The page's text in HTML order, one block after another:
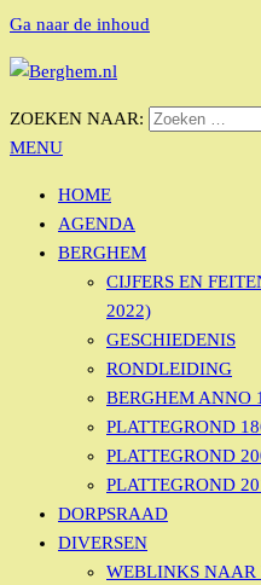
Ga naar de inhoud
Bérgs nieuws door en voor
ZOEKEN NAAR:
MENU
HOME
AGENDA
BERGHEM
CIJFERS EN
2022)
GESCHIEDENIS
RONDLEIDING
BERGHEM ANNO
PLATTEGROND
PLATTEGROND
PLATTEGROND
DORPSRAAD
DIVERSEN
WEBLINKS NAAR